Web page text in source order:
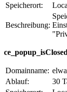
Speicherort:
Beschreibung:
ce_popup_isClosed
Domainname:
Ablauf:
30